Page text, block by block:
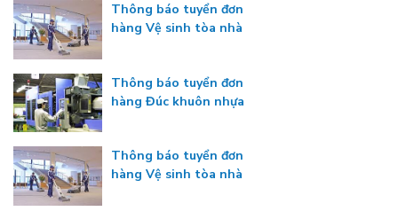
Thông báo tuyển đơn
hàng Vệ sinh tòa nhà
Thông báo tuyển đơn
hàng Đúc khuôn nhựa
Thông báo tuyển đơn
hàng Vệ sinh tòa nhà